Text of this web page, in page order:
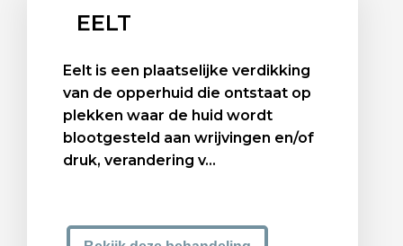
EELT
Eelt is een plaatselijke verdikking
van de opperhuid die ontstaat op
plekken waar de huid wordt
blootgesteld aan wrijvingen en/of
druk, verandering v...